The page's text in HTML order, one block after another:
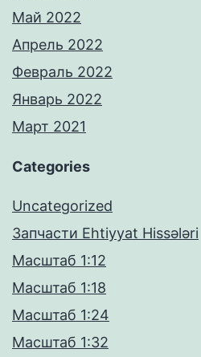
Май 2022
Апрель 2022
Февраль 2022
Январь 2022
Март 2021
Categories
Uncategorized
Запчасти Ehtiyyat Hissələri
Масштаб 1:12
Масштаб 1:18
Масштаб 1:24
Масштаб 1:32